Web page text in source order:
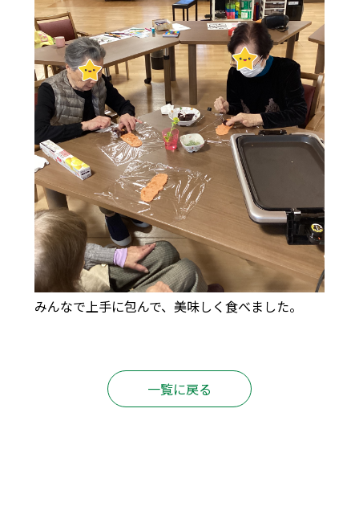
みんなで上手に包んで、美味しく食べました。
一覧に戻る